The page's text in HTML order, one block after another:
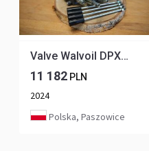
Valve Walvoil DPX100 Vermeer, Predator, Bobcat
11 182 PLN
2024
Polska, Paszowice